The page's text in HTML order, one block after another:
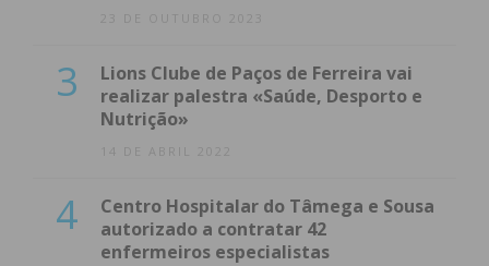
23 DE OUTUBRO 2023
3
Lions Clube de Paços de Ferreira vai
realizar palestra «Saúde, Desporto e
Nutrição»
14 DE ABRIL 2022
4
Centro Hospitalar do Tâmega e Sousa
autorizado a contratar 42
enfermeiros especialistas